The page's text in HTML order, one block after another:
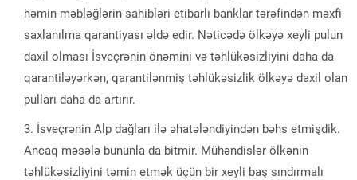
həmin məbləğlərin sahibləri etibarlı banklar tərəfindən məxfi
saxlanılma qarantiyası əldə edir. Nəticədə ölkəyə xeyli pulun
daxil olması İsveçrənin önəmini və təhlükəsizliyini daha da
qarantiləyərkən, qarantilənmiş təhlükəsizlik ölkəyə daxil olan
pulları daha da artırır.
İsveçrənin Alp dağları ilə əhatələndiyindən bəhs etmişdik.
Ancaq məsələ bununla da bitmir. Mühəndislər ölkənin
təhlükəsizliyini təmin etmək üçün bir xeyli baş sındırmalı